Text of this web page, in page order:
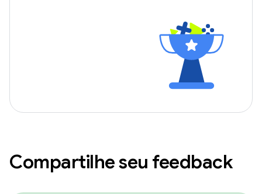
Compartilhe seu feedback